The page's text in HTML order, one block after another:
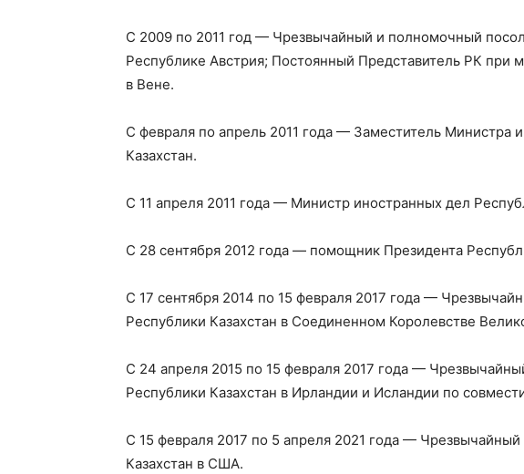
С 2009 по 2011 год — Чрезвычайный и полномочный
Республике Австрия; Постоянный Представитель РК при
в Вене.
С февраля по апрель 2011 года — Заместитель Министра
Казахстан.
С 11 апреля 2011 года — Министр иностранных дел
С 28 сентября 2012 года — помощник Президента
С 17 сентября 2014 по 15 февраля 2017 года —
Республики Казахстан в Соединенном Королевстве
С 24 апреля 2015 по 15 февраля 2017 года —
Республики Казахстан в Ирландии и Исландии по
С 15 февраля 2017 по 5 апреля 2021 года —
Казахстан в США.